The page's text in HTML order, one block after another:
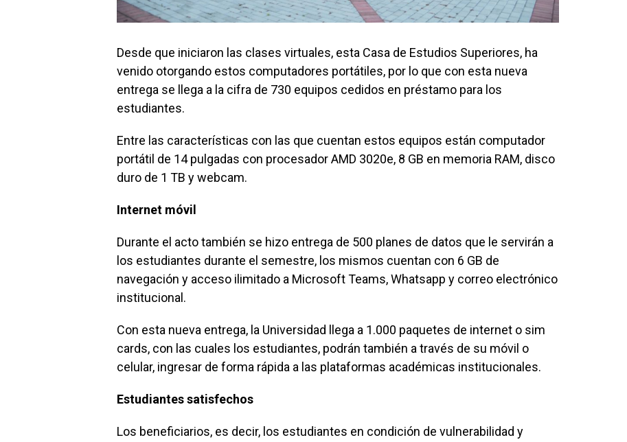
Desde que iniciaron las clases virtuales, esta Casa de Estudios Superiores, ha
venido otorgando estos computadores portátiles, por lo que con esta nueva
entrega se llega a la cifra de 730 equipos cedidos en préstamo para los
estudiantes.
Entre las características con las que cuentan estos equipos están computador
portátil de 14 pulgadas con procesador AMD 3020e, 8 GB en memoria RAM, disco
duro de 1 TB y webcam.
Internet móvil
Durante el acto también se hizo entrega de 500 planes de datos que le servirán a
los estudiantes durante el semestre, los mismos cuentan con 6 GB de
navegación y acceso ilimitado a Microsoft Teams, Whatsapp y correo electrónico
institucional.
Con esta nueva entrega, la Universidad llega a 1.000 paquetes de internet o sim
cards, con las cuales los estudiantes, podrán también a través de su móvil o
celular, ingresar de forma rápida a las plataformas académicas institucionales.
Estudiantes satisfechos
Los beneficiarios, es decir, los estudiantes en condición de vulnerabilidad y